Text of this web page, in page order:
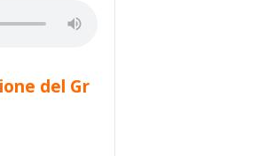
del Gr